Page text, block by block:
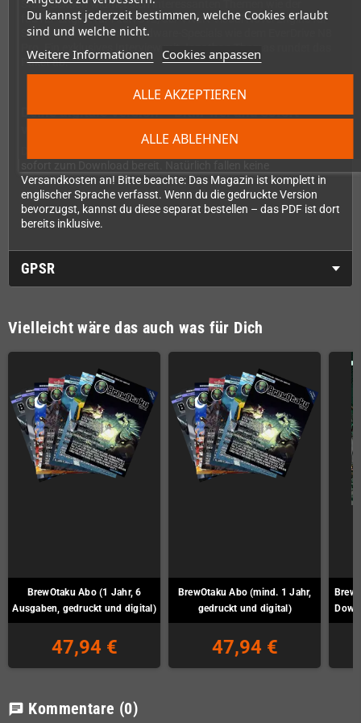
Du kannst jederzeit bestimmen, welche Cookies erlaubt
sind und welche nicht.
Weitere Informationen Cookies anpassen
ALLE ABLEHNEN
ALLE AKZEPTIEREN
Story-Sektion widmet sich interessanten Themen wie der
faSTEr-Engine für Atari STE, der VNEN Visual Novel Engine für
Sega Mega Drive und Hardware-Specials wie dem EverDrive N8
Pro. Ein exklusives Interview mit Jonathan Thomas rundet das
Paket ab.
Deine digitale Version – DRM-frei und sofort
Versandkosten an! Bitte beachte: Das Magazin ist komplett in
englischer Sprache verfasst. Wenn du die gedruckte Version
bevorzugst, kannst du diese separat bestellen – das PDF ist dort
bereits inklusive.
GPSR
Vielleicht wäre das auch was für Dich
BrewOtaku Abo (1 Jahr, 6
Ausgaben, gedruckt und digital)
47,94 €
BrewOtaku Abo (mind. 1 Jahr,
gedruckt und digital)
47,94 €
chat Kommentare (0)